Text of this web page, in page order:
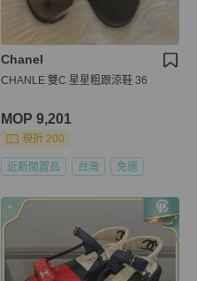
Chanel
CHANLE 雙C 星星粗跟涼鞋 36
MOP 9,201
現折 200
近新閒置品 台灣 免運